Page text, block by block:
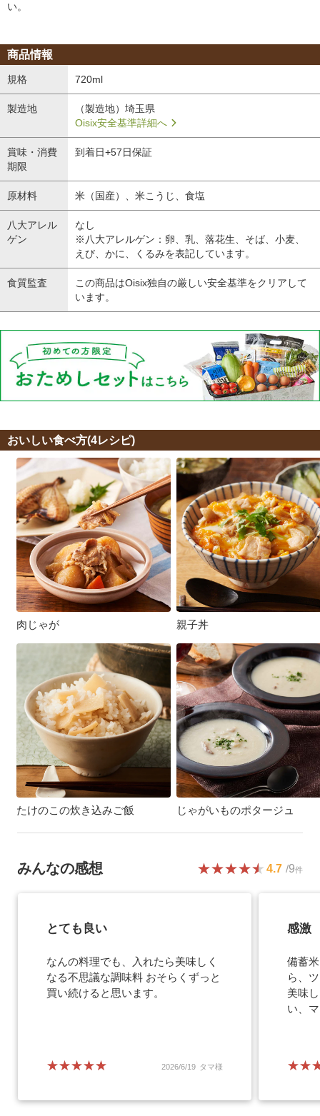
い。
おいしい食べ方(4レシピ)
肉じゃが 親子丼
たけのこの炊き込みご飯 じゃがいものポタージュ